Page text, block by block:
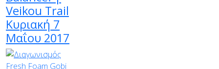
Veikou Trail
Κυριακή 7
Μαΐου 2017